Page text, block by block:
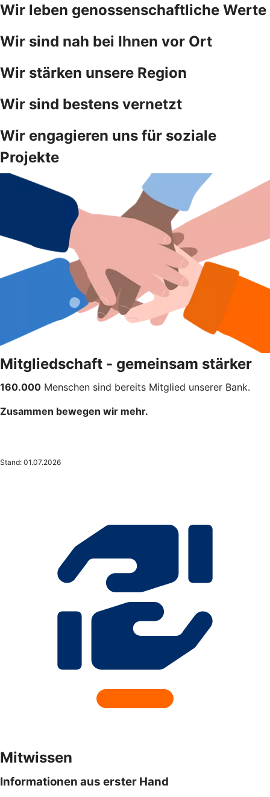
Wir leben genossenschaftliche Werte
Wir sind nah bei Ihnen vor Ort
Wir stärken unsere Region
Wir sind bestens vernetzt
Wir engagieren uns für soziale
Projekte
Mitgliedschaft - gemeinsam stärker
160.000 Menschen sind bereits Mitglied unserer Bank.
Zusammen bewegen wir mehr.
Stand: 01.07.2026
Mitwissen
Informationen aus erster Hand